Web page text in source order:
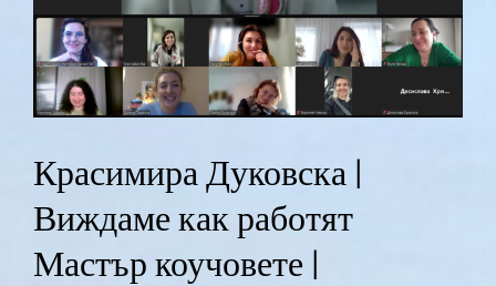
Красимира Дуковска |
Виждаме как работят
Мастър коучовете |